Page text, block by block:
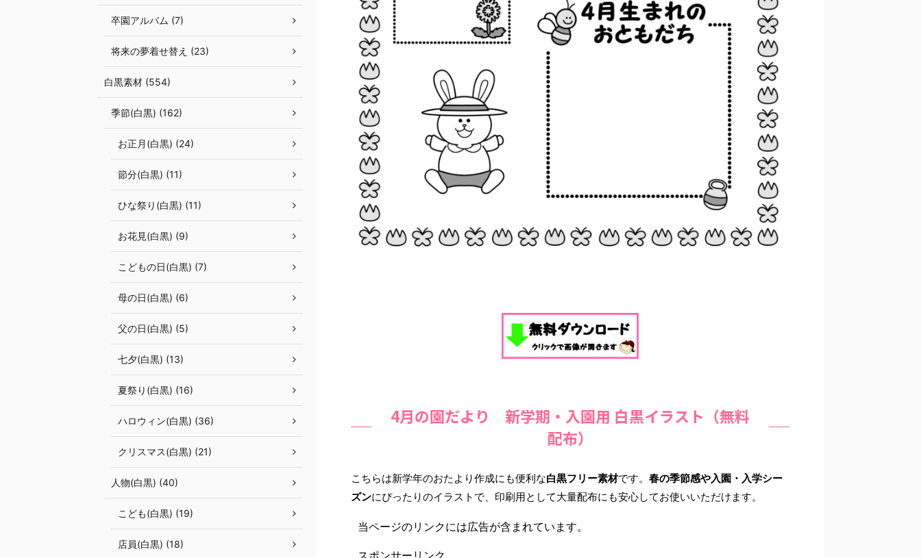
4月の園だより 新学期・入園用 白黒イラスト（無料
配布）
こちらは新学年のおたより作成にも便利な白黒フリー素材です。 春の季節感や入園・入学シー
ズンにぴったりのイラストで、印刷用として大量配布にも安心してお使いいただけます。
当ページのリンクには広告が含まれています。
スポンサーリンク
卒園アルバム (7)
将来の夢着せ替え (23)
白黒素材 (554)
季節(白黒) (162)
お正月(白黒) (24)
節分(白黒) (11)
ひな祭り(白黒) (11)
お花見(白黒) (9)
こどもの日(白黒) (7)
母の日(白黒) (6)
父の日(白黒) (5)
七夕(白黒) (13)
夏祭り(白黒) (16)
ハロウィン(白黒) (36)
クリスマス(白黒) (21)
人物(白黒) (40)
こども(白黒) (19)
店員(白黒) (18)